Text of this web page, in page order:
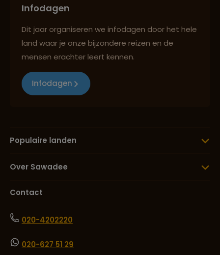
Infodagen
Dit jaar organiseren we infodagen door het hele
land waar je onze bijzondere reizen en de
mensen erachter leert kennen.
Infodagen
Populaire landen
Over Sawadee
Contact
020-4202220
020-627 51 29